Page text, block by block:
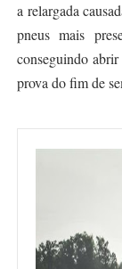
a relargada
pneus mais
conseguindo
prova do fim de